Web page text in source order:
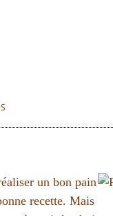
un bon pain
recette. Mais